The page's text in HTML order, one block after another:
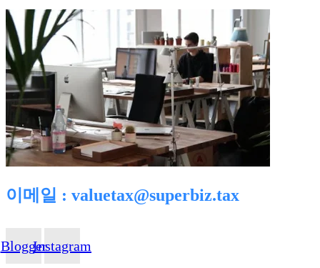
이메일 : valuetax@superbiz.tax
BloggerInstagram